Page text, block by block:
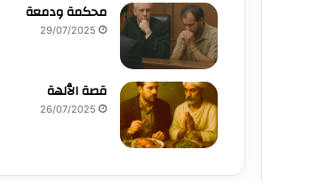
محكمة ودمعة
29/07/2025
قصة الٱلهة
26/07/2025